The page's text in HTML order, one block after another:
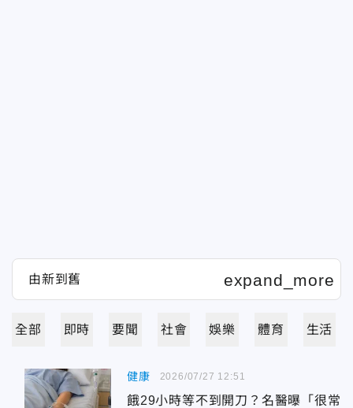
全部 即時 要聞 社會 娛樂 體育 生活
健康
餓29小時等不到開刀？名醫曝「很常
2026/07/27 12:51